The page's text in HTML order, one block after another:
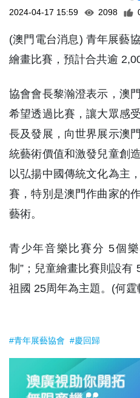
2024-04-17 15:59 2098
(澳門電台消息) 青年展藝
繪畫比賽，預計合共逾
協會會長黎瀚澄表示，澳
希望透過比賽，讓大眾感
長及發展，向世界展示澳
統藝術價值和激發兒童創
以弘揚中國傳統文化為主
賽，特別是澳門作曲家的
藝術。
青少年音樂比賽分 5個
制”；兒童繪畫比賽則設有
祖國 25周年為主題。(何
#青年展藝協會 #慶回歸